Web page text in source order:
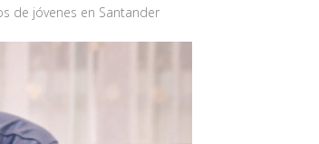
de jóvenes en Santander